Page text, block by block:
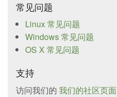
常见问题
Linux 常见问题
Windows 常见问题
OS X 常见问题
支持
访问我们的 我们的社区页面